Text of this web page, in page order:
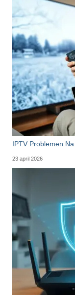
IPTV Problemen
23 april 2026